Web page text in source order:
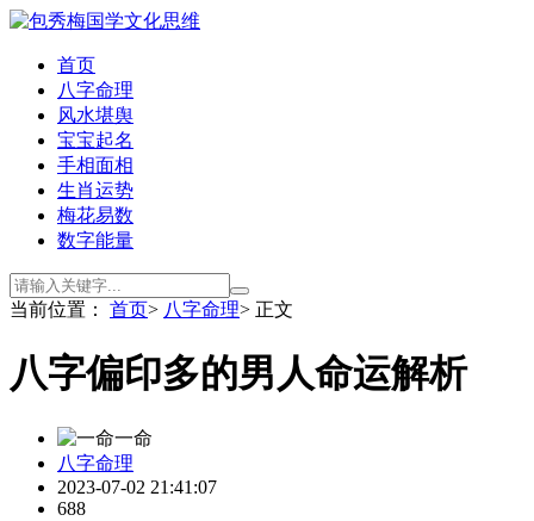
首页
八字命理
风水堪舆
宝宝起名
手相面相
生肖运势
梅花易数
数字能量
当前位置： 首页> 八字命理> 正文
八字偏印多的男人命运解析
一命
八字命理
2023-07-02 21:41:07
688